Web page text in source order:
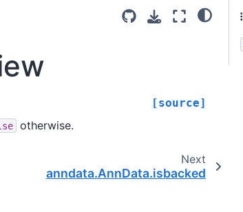
[source]
otherwise.
Next
anndata.AnnData.isbacked